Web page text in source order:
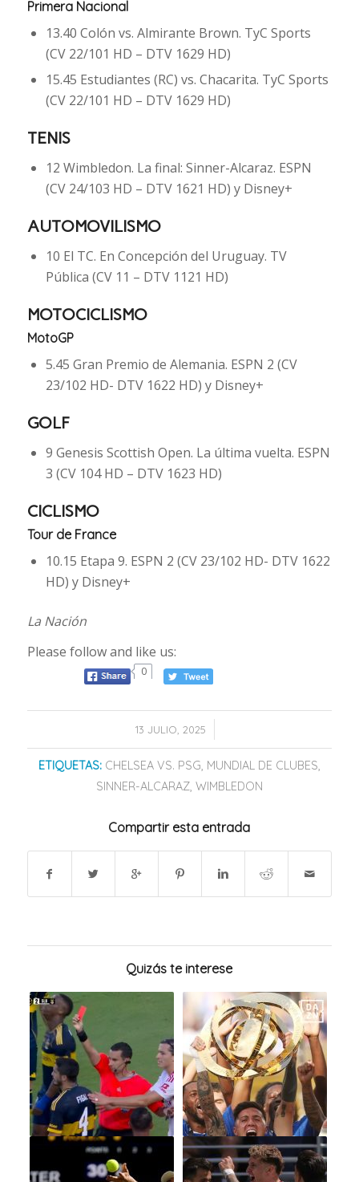
Primera Nacional
13.40 Colón vs. Almirante Brown. TyC Sports
(CV 22/101 HD – DTV 1629 HD)
15.45 Estudiantes (RC) vs. Chacarita. TyC Sports
(CV 22/101 HD – DTV 1629 HD)
TENIS
12 Wimbledon. La final: Sinner-Alcaraz. ESPN
(CV 24/103 HD – DTV 1621 HD) y Disney+
AUTOMOVILISMO
10 El TC. En Concepción del Uruguay. TV
Pública (CV 11 – DTV 1121 HD)
MOTOCICLISMO
MotoGP
5.45 Gran Premio de Alemania. ESPN 2 (CV
23/102 HD- DTV 1622 HD) y Disney+
GOLF
9 Genesis Scottish Open. La última vuelta. ESPN
3 (CV 104 HD – DTV 1623 HD)
CICLISMO
Tour de France
10.15 Etapa 9. ESPN 2 (CV 23/102 HD- DTV 1622
HD) y Disney+
La Nación
Please follow and like us:
0
13 JULIO, 2025
ETIQUETAS: CHELSEA VS. PSG, MUNDIAL DE CLUBES,
SINNER-ALCARAZ, WIMBLEDON
Compartir esta entrada
Quizás te interese